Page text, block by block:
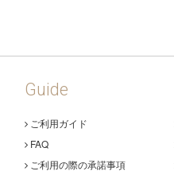
Guide
ご利用ガイド
FAQ
ご利用の際の承諾事項